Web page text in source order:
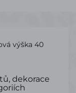
výška 40
dekorace